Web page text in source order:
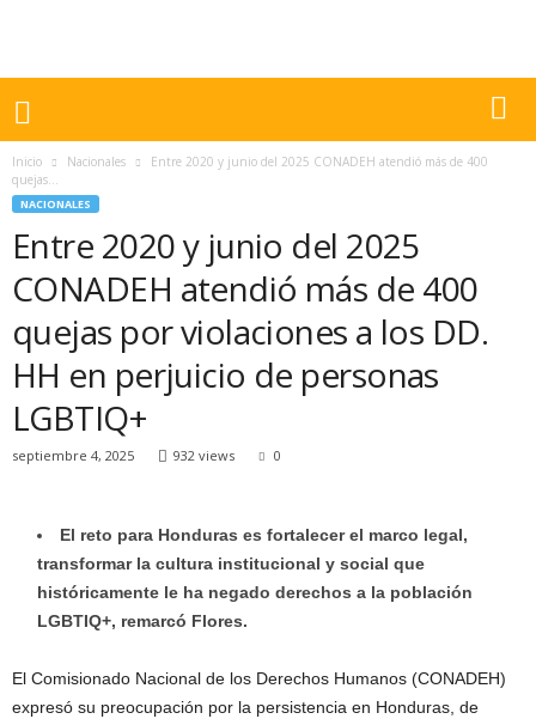
Inicio Nacionales
Entre 2020 y junio del 2025 CONADEH atendió más de 400
quejas...
NACIONALES
Entre 2020 y junio del 2025
CONADEH atendió más de 400
quejas por violaciones a los DD.
HH en perjuicio de personas
LGBTIQ+
septiembre 4, 2025 932 views 0
El reto para Honduras es fortalecer el marco legal,
transformar la cultura institucional y social que
históricamente le ha negado derechos a la población
LGBTIQ+, remarcó Flores.
El Comisionado Nacional de los Derechos Humanos (CONADEH)
expresó su preocupación por la persistencia en Honduras, de